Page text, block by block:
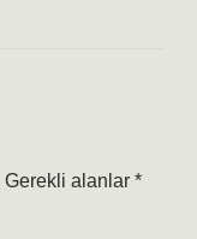
Gerekli alanlar *